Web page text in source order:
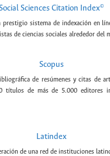
Sciences Citation Index©
prestigio sistema de indexación en
de ciencias sociales alrededor del
Scopus
de resúmenes y citas de
títulos de más de 5.000 editores
Latindex
de una red de instituciones